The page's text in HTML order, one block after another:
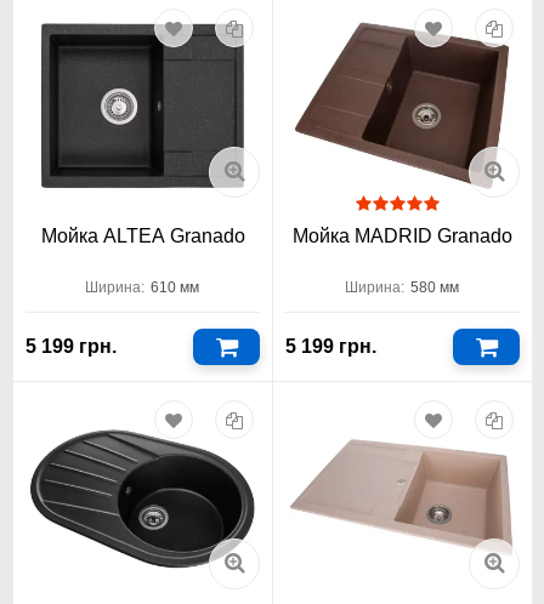
Мойка ALTEA Granado
Ширина: 610 мм
5 199 грн.
Мойка MADRID Granado
Ширина: 580 мм
5 199 грн.